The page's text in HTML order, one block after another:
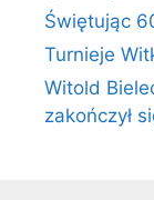
Świętując
Turnieje
Witold
zakończył